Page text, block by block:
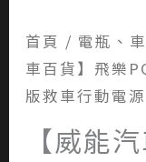
首頁 / 電瓶、
車百貨】飛樂
版救車行動電源
【威能